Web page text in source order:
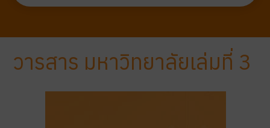
วารสาร มหาวิทยาลัยเล่มที่ 3